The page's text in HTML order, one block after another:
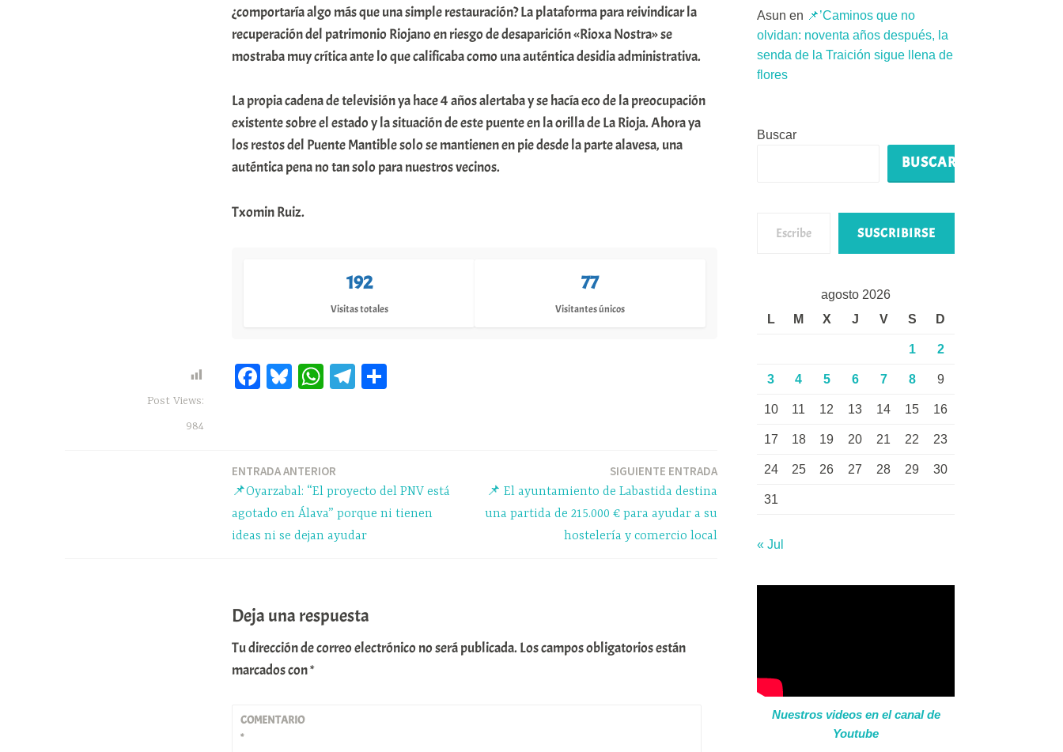
¿comportaría algo más que una simple restauración? La plataforma para reivindicar la
recuperación del patrimonio Riojano en riesgo de desaparición «Rioxa Nostra» se
mostraba muy crítica ante lo que calificaba como una auténtica desidia administrativa.
La propia cadena de televisión ya hace 4 años alertaba y se hacía eco de la preocupación
existente sobre el estado y la situación de este puente en la orilla de La Rioja. Ahora ya
los restos del Puente Mantible solo se mantienen en pie desde la parte alavesa, una
auténtica pena no tan solo para nuestros vecinos.
Txomin Ruiz.
192
Visitas totales
77
Visitantes únicos
Post Views:
984
Fa Bl W
pp
Te
rti
r
ENTRADA ANTERIOR
📌Oyarzabal: “El proyecto del PNV está
agotado en Álava” porque ni tienen
ideas ni se dejan ayudar
SIGUIENTE ENTRADA
📌 El ayuntamiento de Labastida destina
una partida de 215.000 € para ayudar a su
hostelería y comercio local
Deja una respuesta
Tu dirección de correo electrónico no será publicada. Los campos obligatorios están
marcados con*
COMENTARIO
*
Asun en 📌’Caminos que no
olvidan: noventa años después, la
senda de la Traición sigue llena de
flores
Buscar
BUSCAR
SUSCRIBIRSE
agosto 2026
L
M X J V S D
1 2
3 4 5 6 7 8 9
10 11 12 13 14 15 16
17 18 19 20 21 22 23
24 25 26 27 28 29 30
31
« Jul
Nuestros videos en el canal de
Youtube